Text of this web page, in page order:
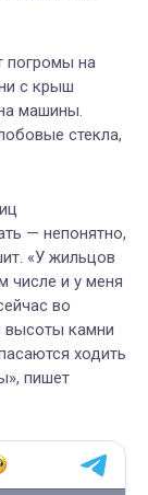
погромы на
с крыш
машины.
стекла,
— непонятно,
«У жильцов
числе и у меня
во
камни
ходить
пишет